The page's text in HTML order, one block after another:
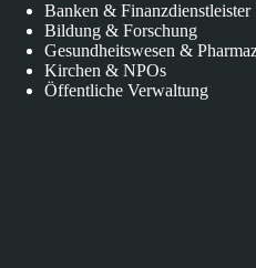
Banken & Finanzdienstleister
Bildung & Forschung
Gesundheitswesen &
Kirchen & NPOs
Öffentliche Verwaltung